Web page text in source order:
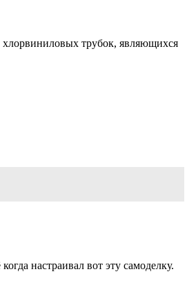
хлорвиниловых трубок, являющихся
настраивал вот эту самоделку.